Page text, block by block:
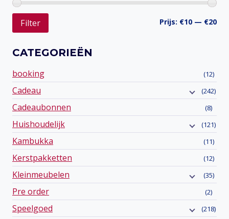
Filter Prijs: €10 — €20
CATEGORIEËN
booking (12)
Cadeau (242)
Cadeaubonnen (8)
Huishoudelijk (121)
Kambukka (11)
Kerstpakketten (12)
Kleinmeubelen (35)
Pre order (2)
Speelgoed (218)